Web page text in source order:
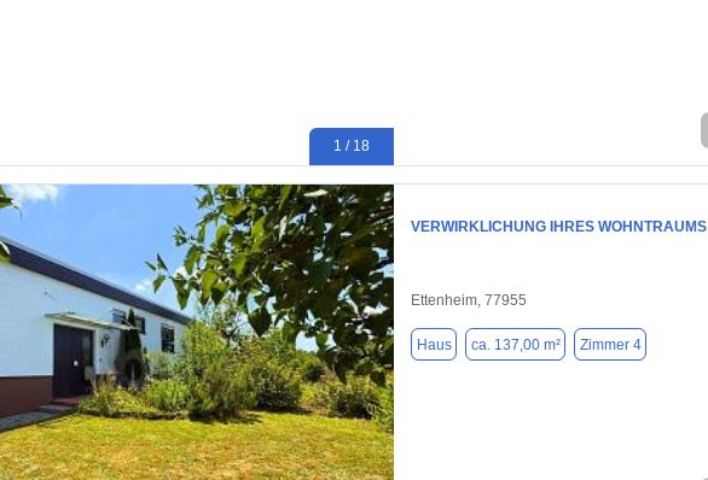
1 / 18
VERWIRKLICHUNG IHRES WOHNTRAUMS
Ettenheim, 77955
Haus ca. 137,00 m² Zimmer 4